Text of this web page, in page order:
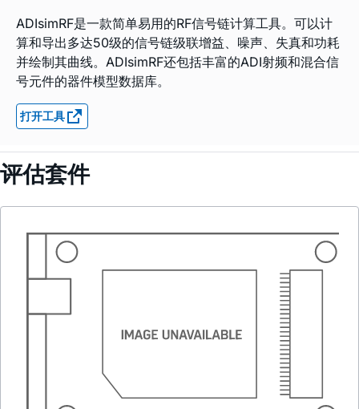
ADIsimRF是一款简单易用的RF信号链计算工具。可以计
算和导出多达50级的信号链级联增益、噪声、失真和功耗
并绘制其曲线。ADIsimRF还包括丰富的ADI射频和混合信
号元件的器件模型数据库。
打开工具
评估套件